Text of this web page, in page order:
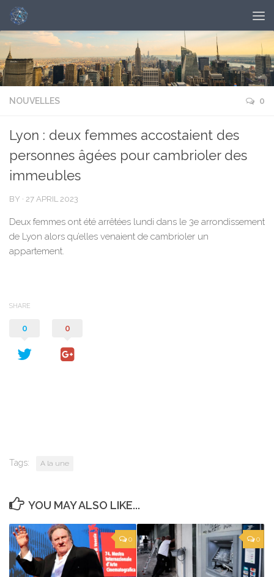
NOUVELLES 0
Lyon : deux femmes accostaient des
personnes âgées pour cambrioler des
immeubles
BY · 27 APRIL 2023
Deux femmes ont été arrêtées lundi dans le 3e arrondissement
de Lyon alors qu’elles venaient de cambrioler un
appartement.
SHARE
0 0
Tags: A la une
YOU MAY ALSO LIKE...
0 0